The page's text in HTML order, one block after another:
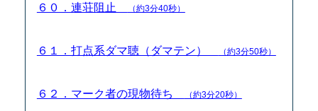
６０．連荘阻止 （約3分40秒）
６１．打点系ダマ聴（ダマテン） （約3分50秒）
６２．マーク者の現物待ち （約3分20秒）